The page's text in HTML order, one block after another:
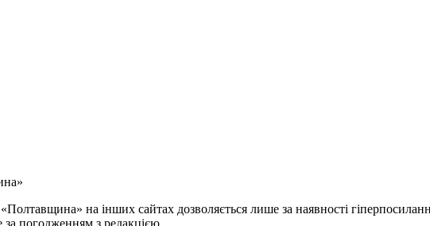
на інших сайтах дозволяється лише за наявності
погодженням з редакцією.